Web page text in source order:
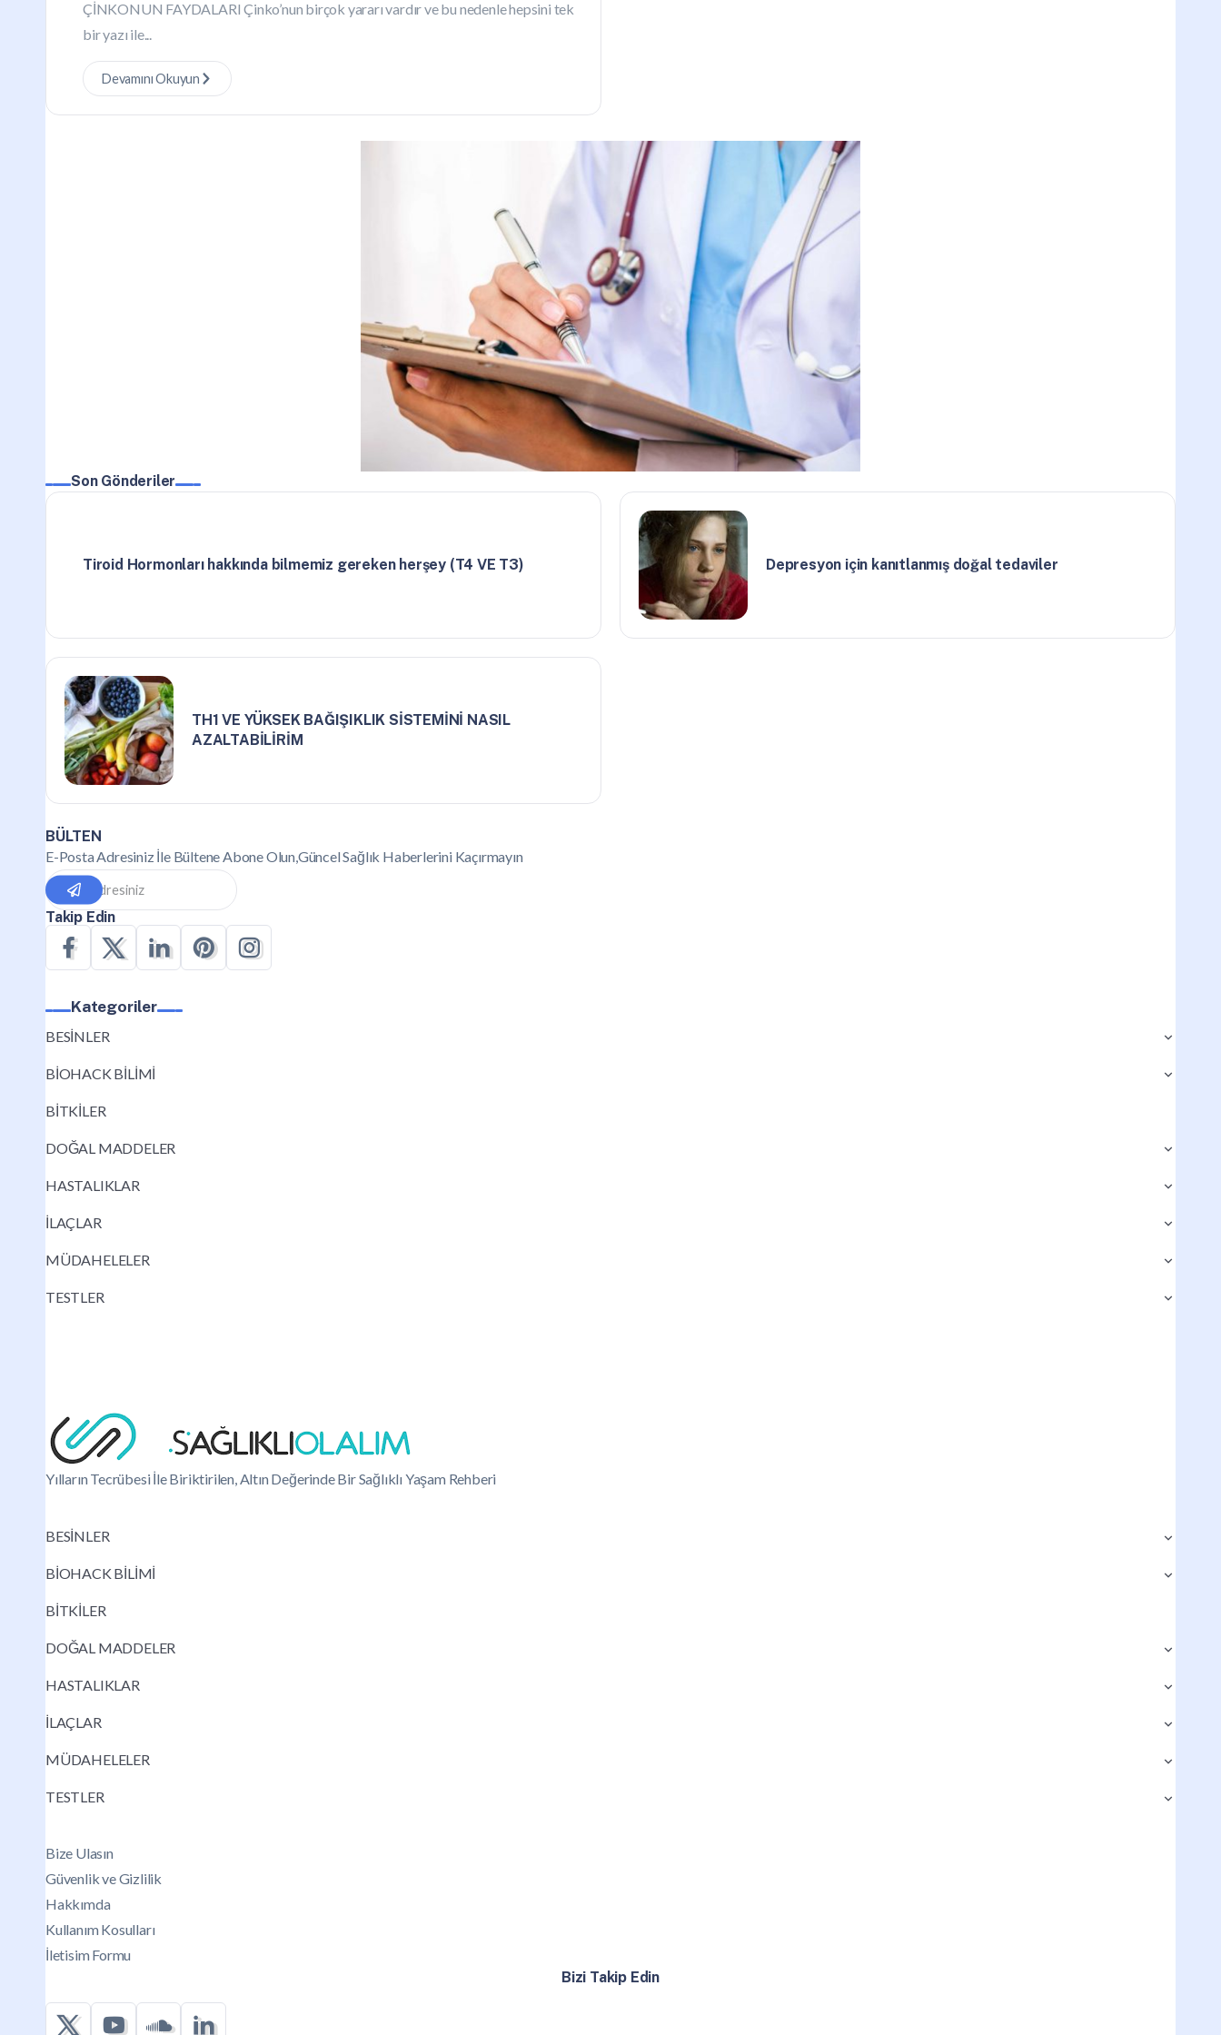
ÇİNKONUN FAYDALARI Çinko’nun birçok yararı vardır ve bu nedenle hepsini tek
bir yazı ile...
Devamını Okuyun
Son Gönderiler
Tiroid Hormonları hakkında bilmemiz gereken herşey (T4 VE T3) Depresyon için kanıtlanmış doğal tedaviler
TH1 VE YÜKSEK BAĞIŞIKLIK SİSTEMİNİ NASIL
AZALTABİLİRİM
BÜLTEN
E-Posta Adresiniz İle Bültene Abone Olun,Güncel Sağlık Haberlerini Kaçırmayın
Takip Edin
Kategoriler
BESİNLER
BİOHACK BİLİMİ
BİTKİLER
DOĞAL MADDELER
HASTALIKLAR
İLAÇLAR
MÜDAHELELER
TESTLER
Yılların Tecrübesi İle Biriktirilen, Altın Değerinde Bir Sağlıklı Yaşam Rehberi
BESİNLER
BİOHACK BİLİMİ
BİTKİLER
DOĞAL MADDELER
HASTALIKLAR
İLAÇLAR
MÜDAHELELER
TESTLER
Bize Ulasın
Güvenlik ve Gizlilik
Hakkımda
Kullanım Kosulları
İletisim Formu
Bizi Takip Edin